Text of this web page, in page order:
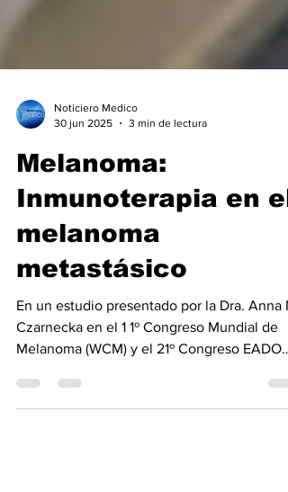
Noticiero Medico
30 jun 2025
3 min de lectura
Melanoma:
Inmunoterapia en el
melanoma
metastásico
En un estudio presentado por la Dra. Anna
Czarnecka en el 1 1º Congreso Mundial de